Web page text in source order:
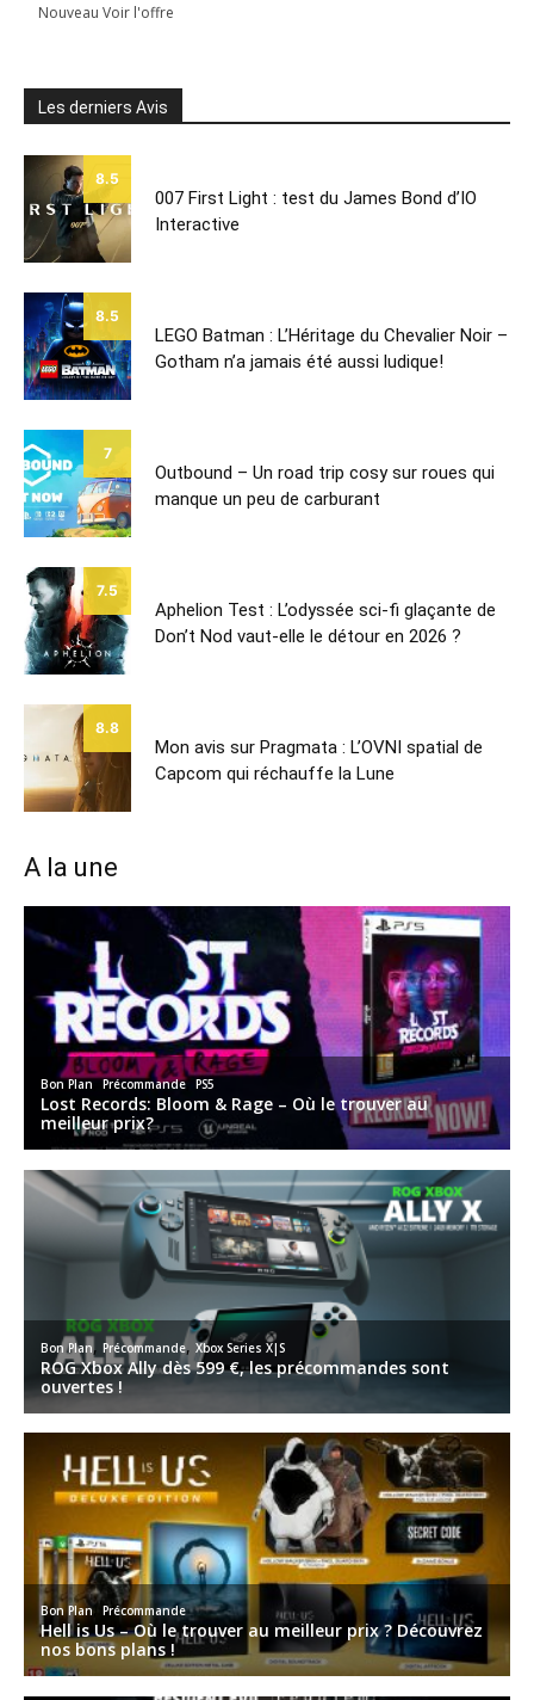
Nouveau Voir l'offre
Les derniers Avis
8.5
007 First Light : test du James Bond d’IO
Interactive
8.5
LEGO Batman : L’Héritage du Chevalier Noir –
Gotham n’a jamais été aussi ludique!
7
Outbound – Un road trip cosy sur roues qui
manque un peu de carburant
7.5
Aphelion Test : L’odyssée sci-fi glaçante de
Don’t Nod vaut-elle le détour en 2026 ?
8.8
Mon avis sur Pragmata : L’OVNI spatial de
Capcom qui réchauffe la Lune
A la une